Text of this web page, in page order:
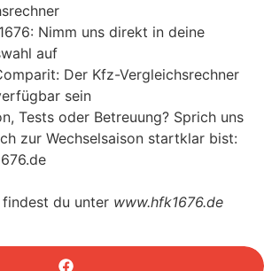
Nimm uns direkt in deine
auf
Der Kfz-Vergleichsrechner
sein
Tests oder Betreuung? Sprich uns
zur Wechselsaison startklar bist:
du unter www.hfk1676.de